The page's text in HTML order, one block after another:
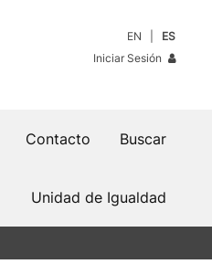
EN
ES
Iniciar Sesión
Buscar
Contacto
Unidad de Igualdad